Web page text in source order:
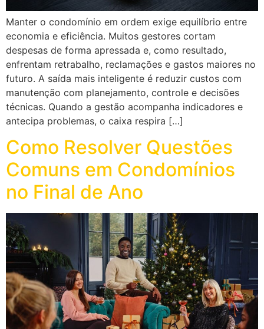
Manter o condomínio em ordem exige equilíbrio entre
economia e eficiência. Muitos gestores cortam
despesas de forma apressada e, como resultado,
enfrentam retrabalho, reclamações e gastos maiores no
futuro. A saída mais inteligente é reduzir custos com
manutenção com planejamento, controle e decisões
técnicas. Quando a gestão acompanha indicadores e
antecipa problemas, o caixa respira […]
Como Resolver Questões
Comuns em Condomínios
no Final de Ano